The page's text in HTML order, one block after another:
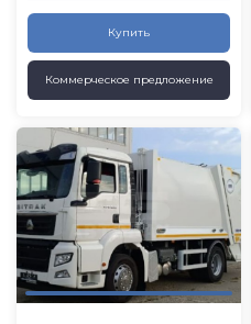
Купить
Коммерческое предложение